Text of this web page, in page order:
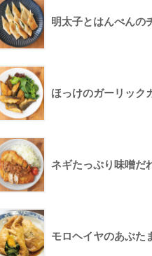
明太子とはんぺんの
ほっけのガーリック
ネギたっぷり味噌だ
モロヘイヤのあぶた